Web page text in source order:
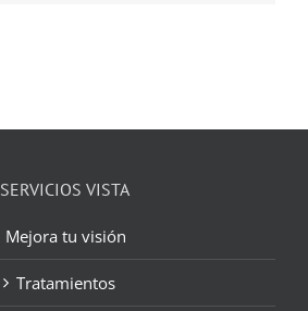
SERVICIOS VISTA
Mejora tu visión
Tratamientos